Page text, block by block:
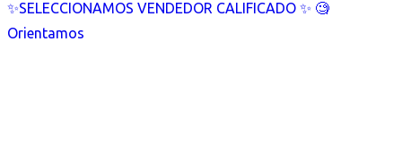
✨SELECCIONAMOS VENDEDOR CALIFICADO ✨ 🧐
Orientamos